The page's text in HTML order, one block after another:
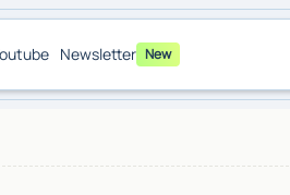
Newsletter New